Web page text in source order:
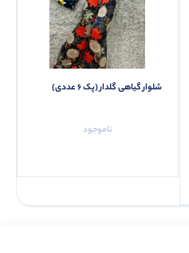
شلوار گیاهی گلدار (پک 6 عددی)
ناموجود